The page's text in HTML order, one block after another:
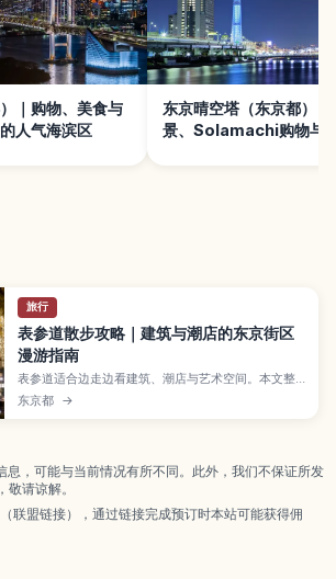
｜购物、美食与
人气海滨区
东京晴空塔（东京都）｜
景、Solamachi购物与
旅行
表参道散步攻略｜建筑与潮店的东京街区
漫游指南
表参道适合边走边看建筑、潮店与艺术空间。本文整
理交通方式、推荐步行顺序与沿途看点，带你轻松感
受街区氛围。
东京都 →
息，可能与当前情况有所不同。此外，我们不保证所发
请谅解。
联盟链接），通过链接完成预订时本站可能获得佣